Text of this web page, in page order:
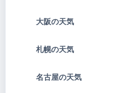
大阪の天気
札幌の天気
名古屋の天気